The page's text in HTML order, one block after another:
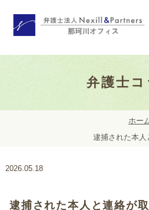
弁護士コ
ホー
逮捕された本人
2026.05.18
逮捕された本人と連絡が